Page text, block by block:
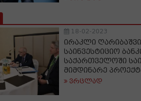
18-02-2023
ირაკლი
საინვესტიციო
საქართველოში
მიმდინარე
ვრცლად